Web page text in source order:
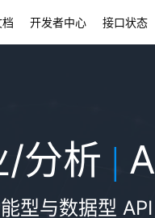
开发者中心 接口状态
/分析 |
型与数据型